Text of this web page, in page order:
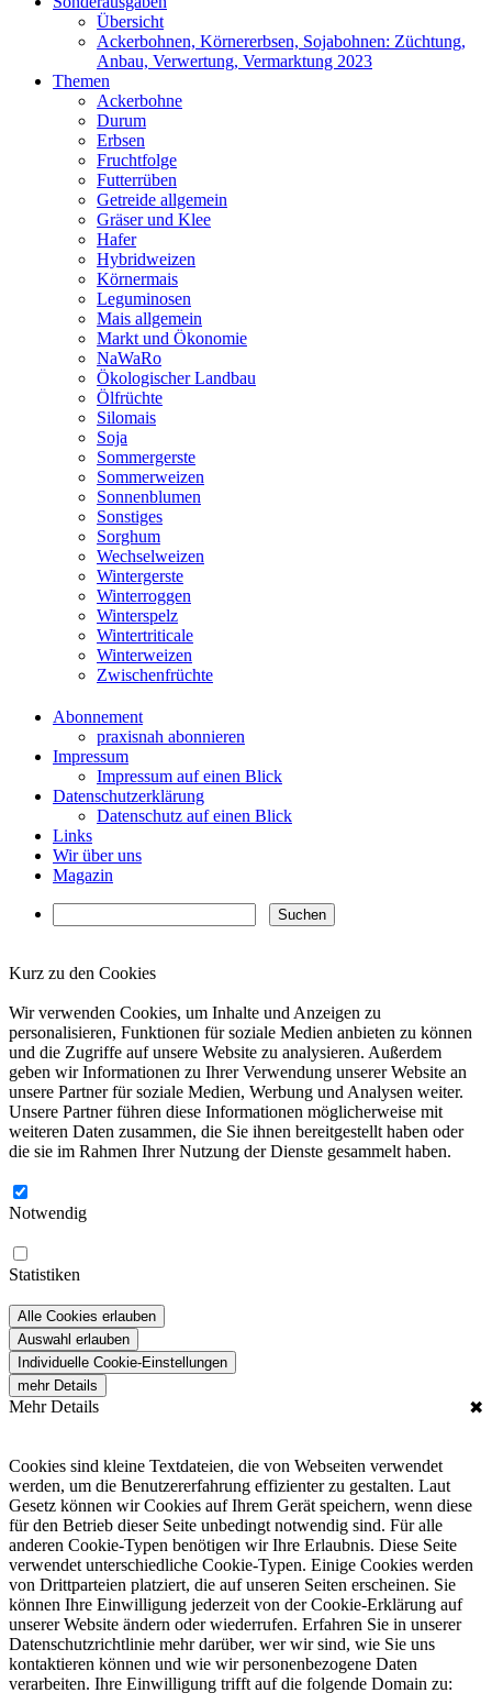
Übersicht
Ackerbohnen, Körnererbsen, Sojabohnen: Züchtung,
Anbau, Verwertung, Vermarktung 2023
Themen
Ackerbohne
Durum
Erbsen
Fruchtfolge
Futterrüben
Getreide allgemein
Gräser und Klee
Hafer
Hybridweizen
Körnermais
Leguminosen
Mais allgemein
Markt und Ökonomie
NaWaRo
Ökologischer Landbau
Ölfrüchte
Silomais
Soja
Sommergerste
Sommerweizen
Sonnenblumen
Sonstiges
Sorghum
Wechselweizen
Wintergerste
Winterroggen
Winterspelz
Wintertriticale
Winterweizen
Zwischenfrüchte
Abonnement
praxisnah abonnieren
Impressum
Impressum auf einen Blick
Datenschutzerklärung
Datenschutz auf einen Blick
Links
Wir über uns
Magazin
Kurz zu den Cookies
Wir verwenden Cookies, um Inhalte und Anzeigen zu
personalisieren, Funktionen für soziale Medien anbieten zu können
und die Zugriffe auf unsere Website zu analysieren. Außerdem
geben wir Informationen zu Ihrer Verwendung unserer Website an
unsere Partner für soziale Medien, Werbung und Analysen weiter.
Unsere Partner führen diese Informationen möglicherweise mit
weiteren Daten zusammen, die Sie ihnen bereitgestellt haben oder
die sie im Rahmen Ihrer Nutzung der Dienste gesammelt haben.
Notwendig
Statistiken
Alle Cookies erlauben
Auswahl erlauben
Individuelle Cookie-Einstellungen
mehr Details
Mehr Details ✖
Cookies sind kleine Textdateien, die von Webseiten verwendet
werden, um die Benutzererfahrung effizienter zu gestalten. Laut
Gesetz können wir Cookies auf Ihrem Gerät speichern, wenn diese
für den Betrieb dieser Seite unbedingt notwendig sind. Für alle
anderen Cookie-Typen benötigen wir Ihre Erlaubnis. Diese Seite
verwendet unterschiedliche Cookie-Typen. Einige Cookies werden
von Drittparteien platziert, die auf unseren Seiten erscheinen. Sie
können Ihre Einwilligung jederzeit von der Cookie-Erklärung auf
unserer Website ändern oder wiederrufen. Erfahren Sie in unserer
Datenschutzrichtlinie mehr darüber, wer wir sind, wie Sie uns
kontaktieren können und wie wir personenbezogene Daten
verarbeiten. Ihre Einwilligung trifft auf die folgende Domain zu: